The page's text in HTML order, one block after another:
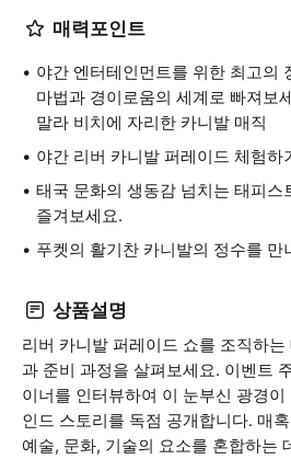
매력포인트
야간 엔터테인먼트를 위한 최고의
마법과 경이로움의 세계로 빠져보
말라 비치에 자리한 카니발 매직
야간 리버 카니발 퍼레이드 체험하
태국 문화의 생동감 넘치는 태피스
즐겨보세요.
푸켓의 활기찬 카니발의 정수를 만
상품설명
리버 카니발 퍼레이드 쇼를 조직하
과 준비 과정을 살펴보세요. 이벤트
이너를 인터뷰하여 이 눈부신 광경
인드 스토리를 독점 공개합니다. 매
예술, 문화, 기술의 요소를 혼합하는